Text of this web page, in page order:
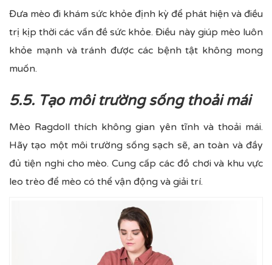
Đưa mèo đi khám sức khỏe định kỳ để phát hiện và điều
trị kịp thời các vấn đề sức khỏe. Điều này giúp mèo luôn
khỏe mạnh và tránh được các bệnh tật không mong
muốn.
5.5. Tạo môi trường sống thoải mái
Mèo Ragdoll thích không gian yên tĩnh và thoải mái.
Hãy tạo một môi trường sống sạch sẽ, an toàn và đầy
đủ tiện nghi cho mèo. Cung cấp các đồ chơi và khu vực
leo trèo để mèo có thể vận động và giải trí.